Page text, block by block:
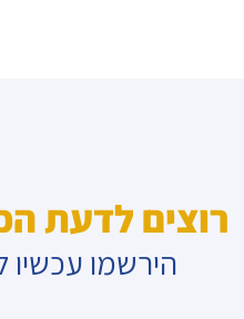
רוצים לדעת
הירשמו עכשיו